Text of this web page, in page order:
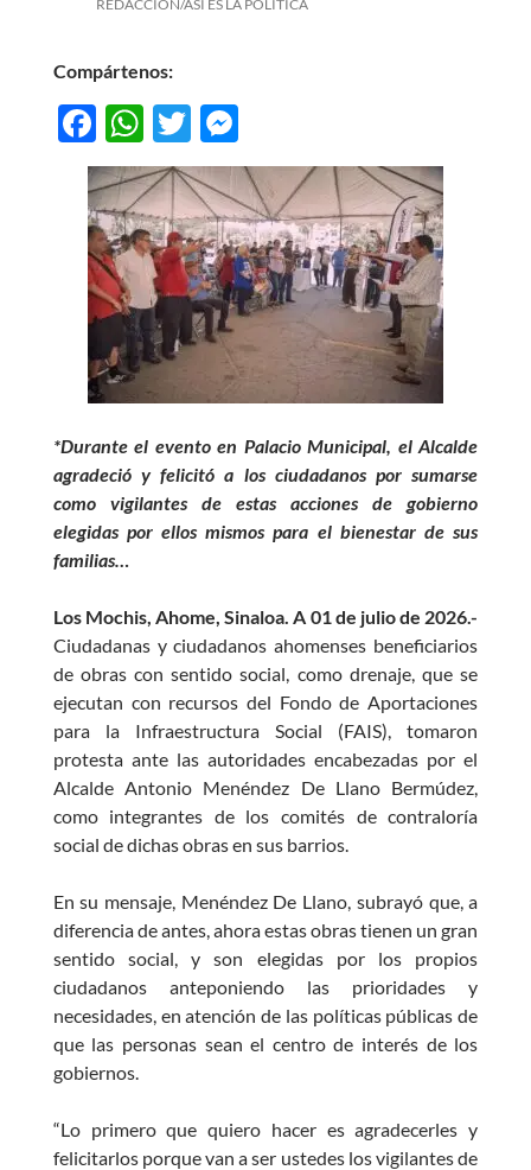
REDACCIÓN/ASÍ ES LA POLÍTICA
Compártenos:
F
ac
e
b
o
o
k
W
h
at
s
A
p
p
T
w
itt
er
M
es
se
n
g
er
*Durante el evento en Palacio Municipal, el Alcalde
agradeció y felicitó a los ciudadanos por sumarse
como vigilantes de estas acciones de gobierno
elegidas por ellos mismos para el bienestar de sus
familias…
Los Mochis, Ahome, Sinaloa. A 01 de julio de 2026.-
Ciudadanas y ciudadanos ahomenses beneficiarios
de obras con sentido social, como drenaje, que se
ejecutan con recursos del Fondo de Aportaciones
para la Infraestructura Social (FAIS), tomaron
protesta ante las autoridades encabezadas por el
Alcalde Antonio Menéndez De Llano Bermúdez,
como integrantes de los comités de contraloría
social de dichas obras en sus barrios.
En su mensaje, Menéndez De Llano, subrayó que, a
diferencia de antes, ahora estas obras tienen un gran
sentido social, y son elegidas por los propios
ciudadanos anteponiendo las prioridades y
necesidades, en atención de las políticas públicas de
que las personas sean el centro de interés de los
gobiernos.
“Lo primero que quiero hacer es agradecerles y
felicitarlos porque van a ser ustedes los vigilantes de